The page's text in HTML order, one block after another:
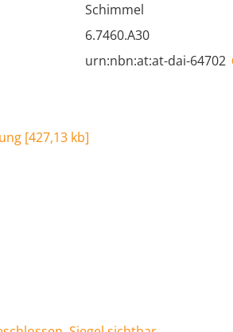
Schimmel
6.7460.A30
urn:nbn:at:at-dai-64702
[427,13 kb]